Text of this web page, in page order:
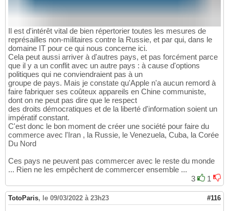
Il est d'intérêt vital de bien répertorier toutes les mesures de
représailles non-militaires contre la Russie, et par qui, dans le
domaine IT pour ce qui nous concerne ici.
Cela peut aussi arriver à d'autres pays, et pas forcément parce
que il y a un conflit avec un autre pays : à cause d'options
politiques qui ne conviendraient pas à un
groupe de pays. Mais je constate qu'Apple n'a aucun remord à
faire fabriquer ses coûteux appareils en Chine communiste,
dont on ne peut pas dire que le respect
des droits démocratiques et de la liberté d'information soient un
impératif constant.
C'est donc le bon moment de créer une société pour faire du
commerce avec l'Iran , la Russie, le Venezuela, Cuba, la Corée
Du Nord
Ces pays ne peuvent pas commercer avec le reste du monde
... Rien ne les empêchent de commercer ensemble ...
3
1
TotoParis, le 09/03/2022 à 23h23 #116